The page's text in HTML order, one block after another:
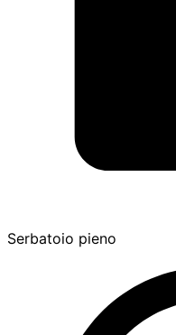
Serbatoio pieno